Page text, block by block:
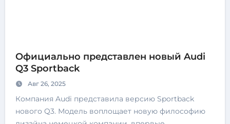
Официально представлен новый Audi
Q3 Sportback
Авг 26, 2025
Компания Audi представила версию Sportback
нового Q3. Модель воплощает новую философию